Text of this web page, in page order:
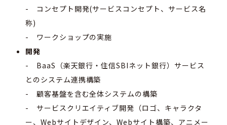
- コンセプト開発(サービスコンセプト、サービス名
称)
- ワークショップの実施
開発
- BaaS（楽天銀行・住信SBIネット銀行）サービス
とのシステム連携構築
- 顧客基盤を含む全体システムの構築
- サービスクリエイティブ開発（ロゴ、キャラクタ
ー、Webサイトデザイン、Webサイト構築、アニメー